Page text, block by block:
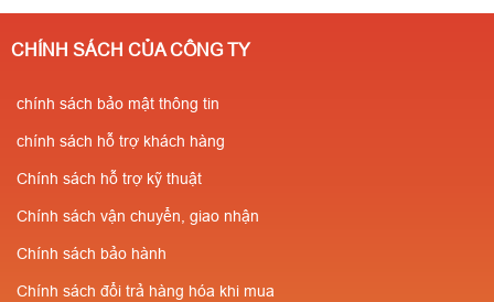
CHÍNH SÁCH CỦA CÔNG TY
chính sách bảo mật thông tin
chính sách hỗ trợ khách hàng
Chính sách hỗ trợ kỹ thuật
Chính sách vận chuyển, giao nhận
Chính sách bảo hành
Chính sách đổi trả hàng hóa khi mua